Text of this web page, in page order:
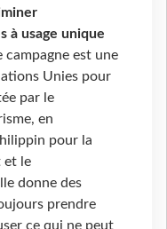
à usage unique
campagne est une
Unies pour
par le
en
pour la
et le
donne des
prendre
ce qui ne peut